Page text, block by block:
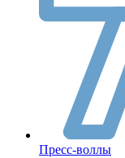
Пресс-воллы